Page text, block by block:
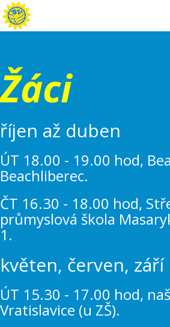
Žáci
říjen až duben
ÚT 18.00 - 19.00 hod,
Beachliberec.
ČT 16.30 - 18.00 hod,
průmyslová škola
1.
květen, červen, září
ÚT 15.30 - 17.00 hod,
Vratislavice (u ZŠ).